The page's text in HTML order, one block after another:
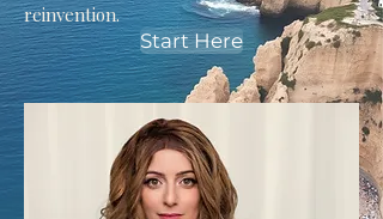
reinvention.
Start Here